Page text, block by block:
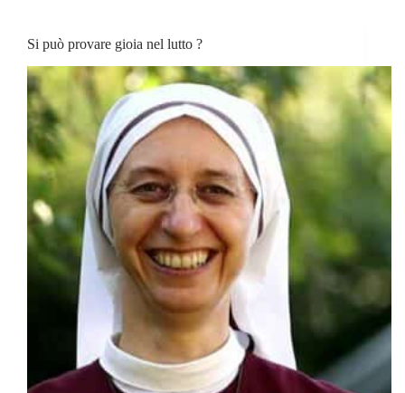
Si può provare gioia nel lutto ?